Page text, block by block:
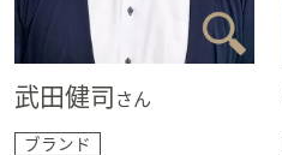
武田健司 さん
ブランド